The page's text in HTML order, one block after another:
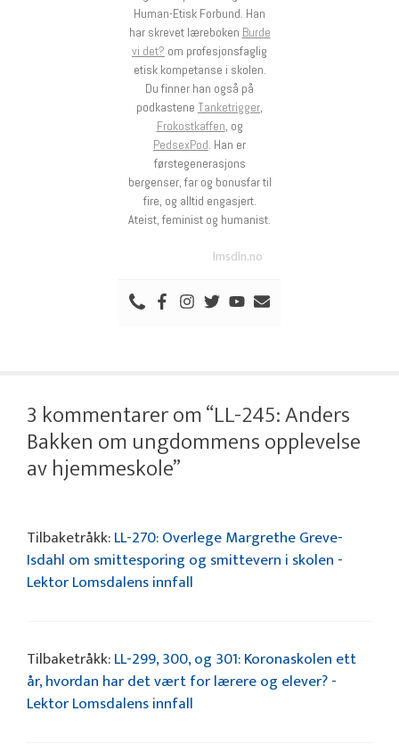
Human-Etisk Forbund. Han
har skrevet læreboken Burde
vi det? om profesjonsfaglig
etisk kompetanse i skolen.
Du finner han også på
podkastene Tanketrigger,
Frokostkaffen, og
PedsexPod. Han er
førstegenerasjons
bergenser, far og bonusfar til
fire, og alltid engasjert.
Ateist, feminist og humanist.
lmsdln.no
3 kommentarer om “LL-245: Anders
Bakken om ungdommens opplevelse
av hjemmeskole”
Tilbaketråkk:LL-270: Overlege Margrethe Greve-
Isdahl om smittesporing og smittevern i skolen -
Lektor Lomsdalens innfall
Tilbaketråkk:LL-299, 300, og 301: Koronaskolen ett
år, hvordan har det vært for lærere og elever? -
Lektor Lomsdalens innfall